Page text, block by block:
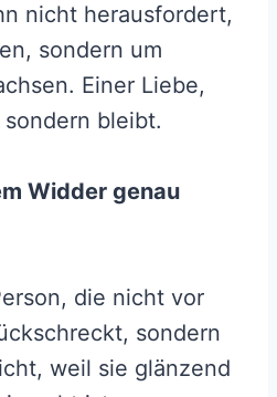
nicht herausfordert,
sondern um
Einer Liebe,
bleibt.
Widder genau
die nicht vor
sondern
weil sie glänzend